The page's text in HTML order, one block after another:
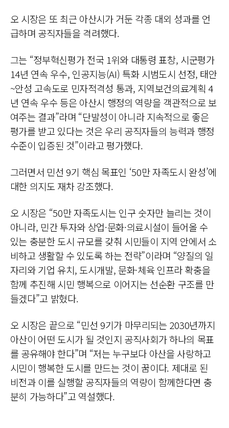
오 시장은 또 최근 아산시가 거둔 각종 대외 성과를 언
급하며 공직자들을 격려했다.
그는 “정부혁신평가 전국 1위와 대통령 표창, 시군평가
14년 연속 우수, 인공지능(AI) 특화 시범도시 선정, 태안
~안성 고속도로 민자적격성 통과, 지역보건의료계획 4
년 연속 우수 등은 아산시 행정의 역량을 객관적으로 보
여주는 결과”라며 “단발성이 아니라 지속적으로 좋은
평가를 받고 있다는 것은 우리 공직자들의 능력과 행정
수준이 입증된 것”이라고 평가했다.
그러면서 민선 9기 핵심 목표인 ‘50만 자족도시 완성’에
대한 의지도 재차 강조했다.
오 시장은 “50만 자족도시는 인구 숫자만 늘리는 것이
아니라, 민간 투자와 상업·문화·의료시설이 들어올 수
있는 충분한 도시 규모를 갖춰 시민들이 지역 안에서 소
비하고 생활할 수 있도록 하는 전략”이라며 “양질의 일
자리와 기업 유치, 도시개발, 문화·체육 인프라 확충을
함께 추진해 시민 행복으로 이어지는 선순환 구조를 만
들겠다”고 밝혔다.
오 시장은 끝으로 “민선 9기가 마무리되는 2030년까지
아산이 어떤 도시가 될 것인지 공직사회가 하나의 목표
를 공유해야 한다”며 “저는 누구보다 아산을 사랑하고
시민이 행복한 도시를 만드는 것이 꿈이다. 제대로 된
비전과 이를 실행할 공직자들의 역량이 함께한다면 충
분히 가능하다”고 역설했다.